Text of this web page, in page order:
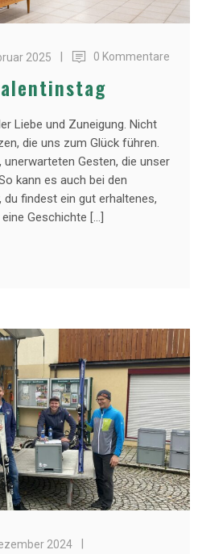
2025 | 0 Kommentare
Liebe und Zuneigung. Nicht
die uns zum Glück führen.
Gesten, die unser
kann es auch bei den
du findest ein gut erhaltenes,
Geschichte […]
2024 |